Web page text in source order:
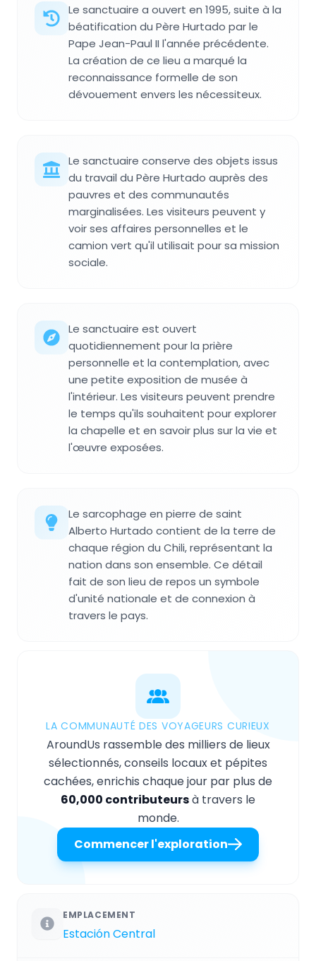
Le sanctuaire a ouvert en 1995, suite à la
béatification du Père Hurtado par le
Pape Jean-Paul II l'année précédente.
La création de ce lieu a marqué la
reconnaissance formelle de son
dévouement envers les nécessiteux.
Le sanctuaire conserve des objets issus
du travail du Père Hurtado auprès des
pauvres et des communautés
marginalisées. Les visiteurs peuvent y
voir ses affaires personnelles et le
camion vert qu'il utilisait pour sa mission
sociale.
Le sanctuaire est ouvert
quotidiennement pour la prière
personnelle et la contemplation, avec
une petite exposition de musée à
l'intérieur. Les visiteurs peuvent prendre
le temps qu'ils souhaitent pour explorer
la chapelle et en savoir plus sur la vie et
l'œuvre exposées.
Le sarcophage en pierre de saint
Alberto Hurtado contient de la terre de
chaque région du Chili, représentant la
nation dans son ensemble. Ce détail
fait de son lieu de repos un symbole
d'unité nationale et de connexion à
travers le pays.
LA COMMUNAUTÉ DES VOYAGEURS CURIEUX
AroundUs rassemble des milliers de lieux
sélectionnés, conseils locaux et pépites
cachées, enrichis chaque jour par plus de
60,000 contributeursà travers le
monde.
Commencer l'exploration
EMPLACEMENT
Estación Central